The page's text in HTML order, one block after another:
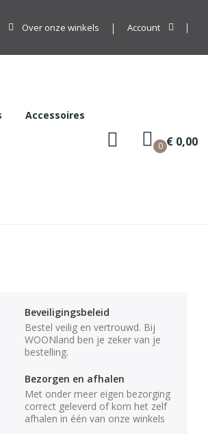
Over onze winkels Account
Accessoires
0 € 0,00
Beveiligingsbeleid
Bestel veilig en vertrouwd. Bij
WOONland ben je zeker van je
bestelling.
Bezorgen en afhalen
Met onder meer eigen bezorging
correct geleverd of kom het zelf
afhalen in één van onze winkels